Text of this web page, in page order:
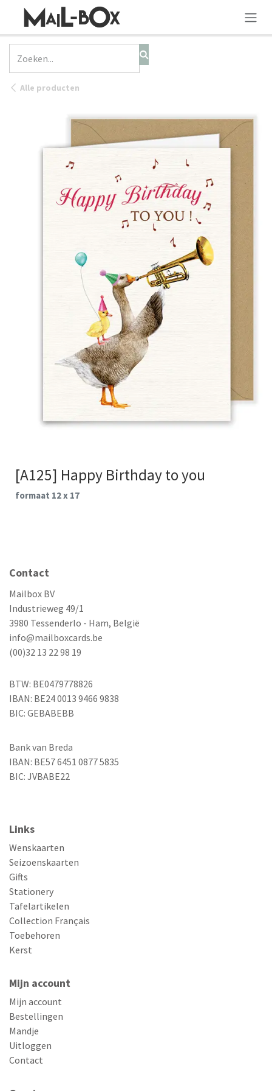
OVERSLAAN NAAR INHOUD
Alle producten
[A125] Happy Birthday to you
formaat 12 x 17
Contact
Mailbox BV
Industrieweg 49/1
3980 Tessenderlo - Ham, België
info@mailboxcards.be
(00)32 13 22 98 19
BTW: BE0479778826
IBAN: BE24 0013 9466 9838
BIC: GEBABEBB
Bank van Breda
IBAN: BE57 6451 0877 5835
BIC: JVBABE22
Links
Wenskaarten
Seizoenskaarten
Gifts
Stationery
Tafelartikelen
Collection Français
Toebehoren
Kerst
Mijn account
Mijn account
Bestellingen
Mandje
Uitloggen
Contact